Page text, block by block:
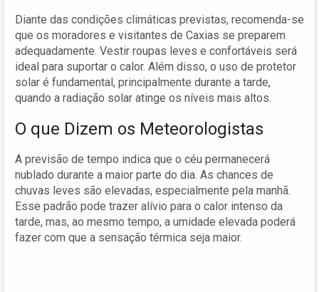
Diante das condições climáticas previstas, recomenda-se
que os moradores e visitantes de Caxias se preparem
adequadamente. Vestir roupas leves e confortáveis será
ideal para suportar o calor. Além disso, o uso de protetor
solar é fundamental, principalmente durante a tarde,
quando a radiação solar atinge os níveis mais altos.
O que Dizem os Meteorologistas
A previsão de tempo indica que o céu permanecerá
nublado durante a maior parte do dia. As chances de
chuvas leves são elevadas, especialmente pela manhã.
Esse padrão pode trazer alívio para o calor intenso da
tarde, mas, ao mesmo tempo, a umidade elevada poderá
fazer com que a sensação térmica seja maior.